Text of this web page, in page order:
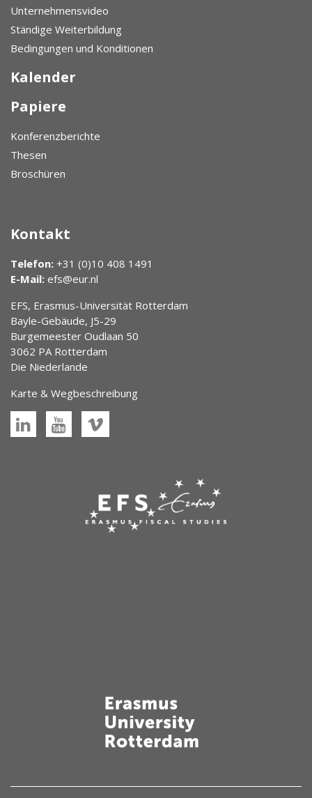
Unternehmensvideo
Ständige Weiterbildung
Bedingungen und Konditionen
Kalender
Papiere
Konferenzberichte
Thesen
Broschüren
Kontakt
Telefon: +31 (0)10 408 1491
E-Mail: efs@eur.nl
EFS, Erasmus-Universität Rotterdam
Bayle-Gebäude, J5-29
Burgemeester Oudlaan 50
3062 PA Rotterdam
Die Niederlande
Karte & Wegbeschreibung